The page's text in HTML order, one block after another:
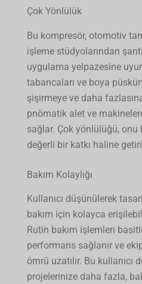
Çok Yönlülük
Bu kompresör, otomotiv
işleme stüdyolarından
uygulama yelpazesine
tabancaları ve boya
şişirmeye ve daha
pnömatik alet ve
sağlar. Çok yönlülüğü, onu
değerli bir katkı haline
Bakım Kolaylığı
Kullanıcı düşünülerek
bakım için kolayca
Rutin bakım işlemleri
performans sağlanır ve
ömrü uzatılır. Bu kullanıcı
projelerinize daha fazla,